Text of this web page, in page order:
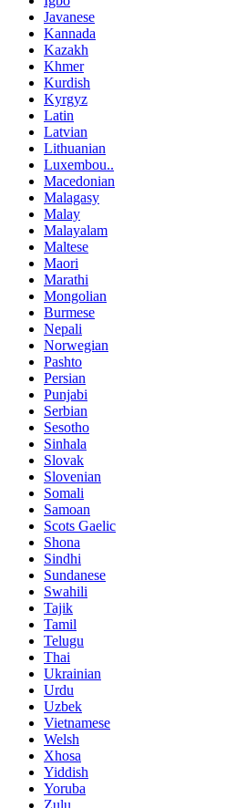
Javanese
Kannada
Kazakh
Khmer
Kurdish
Kyrgyz
Latin
Latvian
Lithuanian
Luxembou..
Macedonian
Malagasy
Malay
Malayalam
Maltese
Maori
Marathi
Mongolian
Burmese
Nepali
Norwegian
Pashto
Persian
Punjabi
Serbian
Sesotho
Sinhala
Slovak
Slovenian
Somali
Samoan
Scots Gaelic
Shona
Sindhi
Sundanese
Swahili
Tajik
Tamil
Telugu
Thai
Ukrainian
Urdu
Uzbek
Vietnamese
Welsh
Xhosa
Yiddish
Yoruba
Zulu